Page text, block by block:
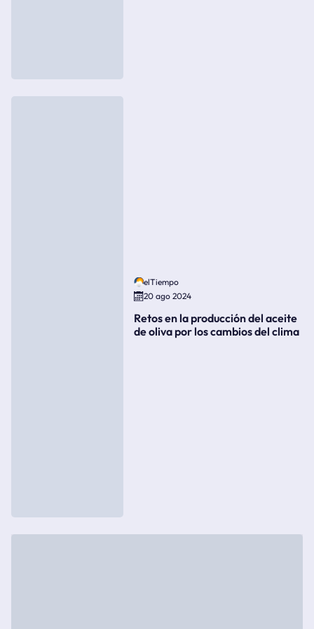
elTiempo
20 ago 2024
Retos en la producción del aceite
de oliva por los cambios del clima